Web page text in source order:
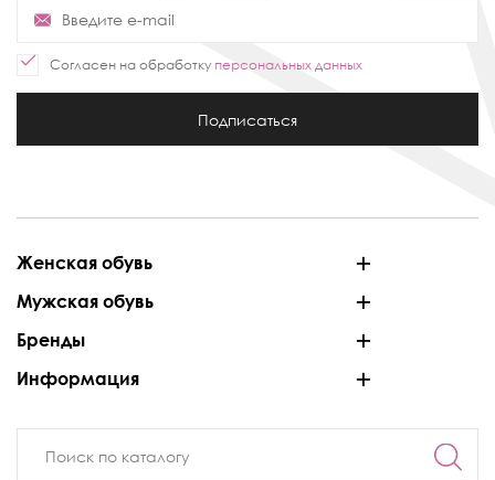
Согласен на обработку персональных данных
Подписаться
Женская обувь
Мужская обувь
Бренды
Информация